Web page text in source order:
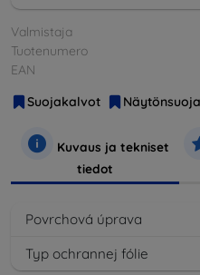
Valmistaja
Tuotenumero
EAN
Suojakalvot
Kuvaus ja tekniset
tiedot
Povrchová úprava
Typ ochrannej fólie